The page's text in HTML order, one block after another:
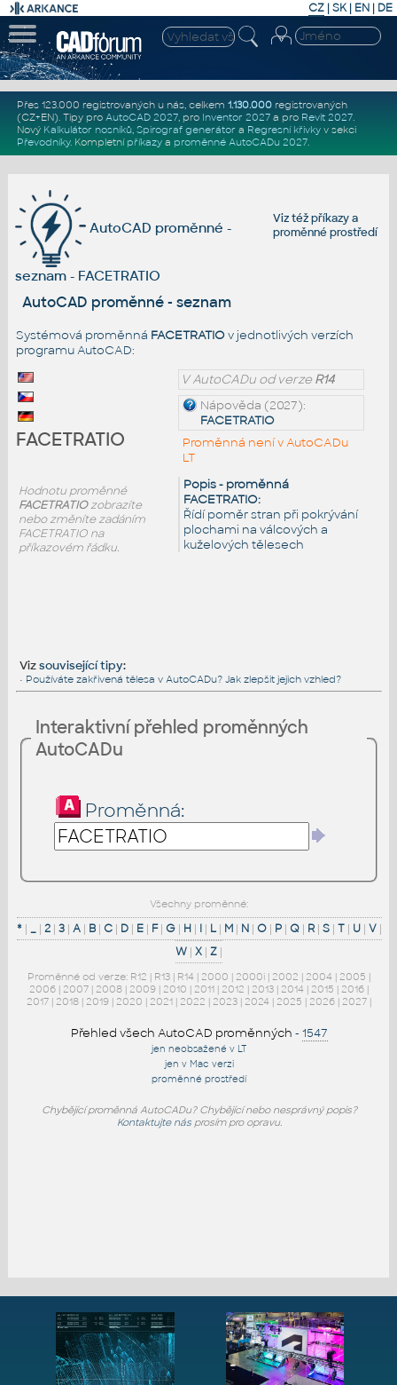
CZ | SK| EN | DE
Přes 123.000 registrovaných u nás, celkem 1.130.000registrovaných
(CZ+EN). Tipy pro AutoCAD 2027, pro Inventor 2027a pro Revit 2027.
Nový Kalkulátor nosníků, Spirograf generátor a Regresní křivkyv sekci
Převodníky. Kompletní příkazya proměnné AutoCADu 2027.
Viz téžpříkazya
proměnné prostředí
AutoCAD proměnné -
seznam - FACETRATIO
AutoCAD proměnné - seznam
Systémová proměnná FACETRATIOv jednotlivých verzích
programu AutoCAD:
V AutoCADu od verzeR14
Nápověda (2027):
FACETRATIO
Proměnná není v AutoCADu
LT
Popis - proměnná
FACETRATIO:
Řídí poměr stran při pokrývání
plochami na válcových a
kuželových tělesech
FACETRATIO
Hodnotu proměnné
FACETRATIOzobrazíte
nebo změníte zadáním
FACETRATIO na
příkazovém řádku.
Vizsouvisející tipy:
• Používáte zakřivená tělesa v AutoCADu? Jak zlepšit jejich vzhled?
Interaktivní přehled proměnných
AutoCADu
Proměnná:
Všechny proměnné:
*| _| 2| 3| A| B| C| D| E| F| G| H | I| L| M| N| O| P| Q| R| S| T| U| V|
W | X | Z |
Proměnné od verze: R12 | R13 | R14 | 2000 | 2000i | 2002 | 2004 | 2005 |
2006 | 2007 | 2008 | 2009 | 2010 | 2011 | 2012 | 2013 | 2014 | 2015 | 2016 |
2017 | 2018 | 2019 | 2020 | 2021 | 2022 | 2023 | 2024 | 2025 | 2026 | 2027 |
Přehled všech AutoCAD proměnných - 1547
jen neobsažené v LT
jen v Mac verzi
proměnné prostředí
Chybějící proměnná AutoCADu? Chybějící nebo nesprávný popis?
Kontaktujte násprosím pro opravu.